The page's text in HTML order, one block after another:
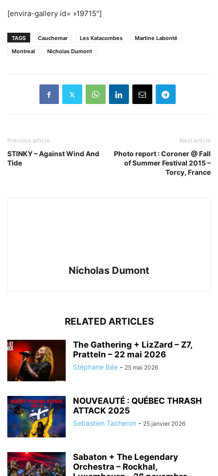
[envira-gallery id= »19715″]
TAGS Cauchemar Les Katacombes
Martine Labonté
Montreal
Nicholas Dumont
Previous article
STINKY – Against Wind And
Tide
Next article
Photo report : Coroner @ Fall
of Summer Festival 2015 –
Torcy, France
Nicholas Dumont
RELATED ARTICLES
The Gathering + LizZard – Z7,
Pratteln – 22 mai 2026
Stéphane Bée - 25 mai 2026
NOUVEAUTÉ : QUÉBEC THRASH
ATTACK 2025
Sebastien Tacheron - 25 janvier 2026
Sabaton + The Legendary
Orchestra – Rockhal,